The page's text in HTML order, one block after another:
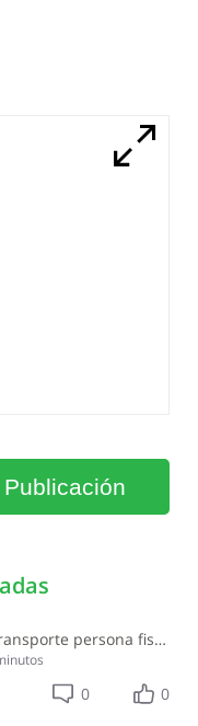
Publicación
Retencion ISR Servicio de transporte persona fisica
0 0